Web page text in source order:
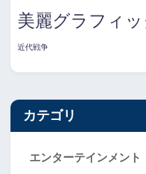
美麗グラフィッ
近代戦争
カテゴリ
エンターテインメント